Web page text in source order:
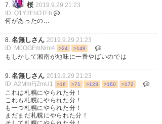
たんのしかったあああ！！ #清
水エスパルス #エスパルス
#spulse
https://t.co/Di4qEUmPcg
— 🐘ぼんぞう🐘
(bonzou_spulse)
7. 桜 2019.9.29 21:23
ID: Q1Y2FhOTFh
何があったの…
8. 名無しさん 2019.9.29 21:23
ID: M0OGFmNmI4
>24 >149
もしかして湘南が地味に一番やばいのでは
9. 名無しさん 2019.9.29 21:23
ID: A2MmFjZmU1
>16 >71 >123 >160 >172
これは札幌にやられた分！
これも札幌にやられた分！
も一つ札幌にやられた分！
まだまだ札幌にやられた分！